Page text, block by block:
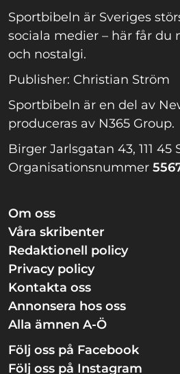
Sportbibeln är Sveriges
sociala medier – här får du
och nostalgi.
Publisher: Christian Ström
Sportbibeln är en del av
produceras av N365 Group.
Birger Jarlsgatan 43, 111 45
Organisationsnummer
Om oss
Våra skribenter
Redaktionell policy
Privacy policy
Kontakta oss
Annonsera hos oss
Alla ämnen A-Ö
Följ oss på Facebook
Följ oss på Instagram